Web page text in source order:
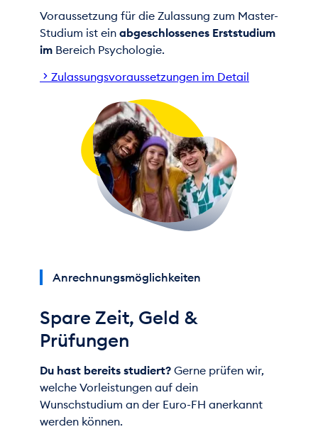
Arbeitsfelder offen, z. B. in Justizbehörden, in
der Jugendgerichtshilfe, in Einrichtungen für
die ambulante Straftäterbehandlung, im
von Opfern im Strafprozess sowie in der
Voraussetzung für die Zulassung zum Master-
Studium ist ein abgeschlossenes Erststudium
im Bereich Psychologie.
Zulassungsvoraussetzungen im Detail
Anrechnungsmöglichkeiten
Spare Zeit, Geld &
Prüfungen
Du hast bereits studiert? Gerne prüfen wir,
welche Vorleistungen auf dein
Wunschstudium an der Euro-FH anerkannt
werden können.